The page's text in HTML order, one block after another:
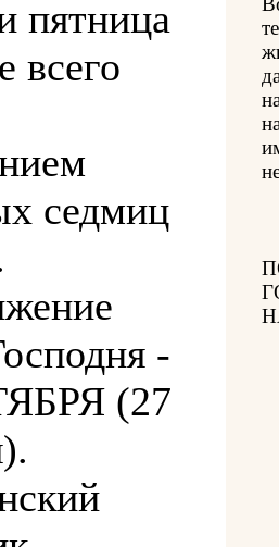
пятница
всего
седмиц
-
(27